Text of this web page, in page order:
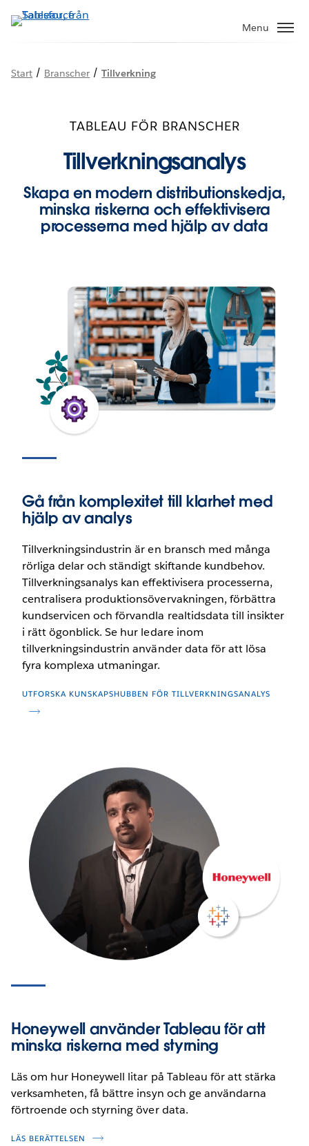
vidare
Menu
Start / Branscher /Tillverkning
TABLEAU FÖR BRANSCHER
Tillverkningsanalys
Skapa en modern distributionskedja,
minska riskerna och effektivisera
processerna med hjälp av data
Gå från komplexitet till klarhet med
hjälp av analys
Tillverkningsindustrin är en bransch med många
rörliga delar och ständigt skiftande kundbehov.
Tillverkningsanalys kan effektivisera processerna,
centralisera produktionsövervakningen, förbättra
kundservicen och förvandla realtidsdata till insikter
i rätt ögonblick. Se hur ledare inom
tillverkningsindustrin använder data för att lösa
fyra komplexa utmaningar.
UTFORSKA KUNSKAPSHUBBEN FÖR TILLVERKNINGSANALYS
Honeywell använder Tableau för att
minska riskerna med styrning
Läs om hur Honeywell litar på Tableau för att stärka
verksamheten, få bättre insyn och ge användarna
förtroende och styrning över data.
LÄS BERÄTTELSEN